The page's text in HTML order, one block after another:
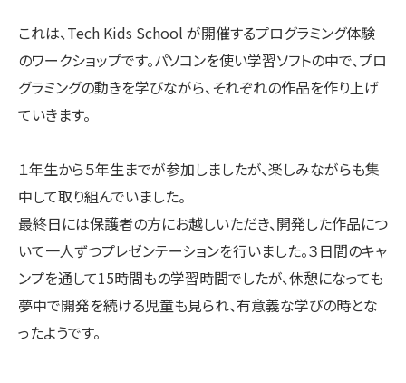
これは、Tech Kids School が開催するプログラミング体験
のワークショップです。パソコンを使い学習ソフトの中で、プロ
グラミングの動きを学びながら、それぞれの作品を作り上げ
ていきます。
１年生から５年生までが参加しましたが、楽しみながらも集
中して取り組んでいました。
最終日には保護者の方にお越しいただき、開発した作品につ
いて一人ずつプレゼンテーションを行いました。３日間のキャ
ンプを通して15時間もの学習時間でしたが、休憩になっても
夢中で開発を続ける児童も見られ、有意義な学びの時とな
ったようです。